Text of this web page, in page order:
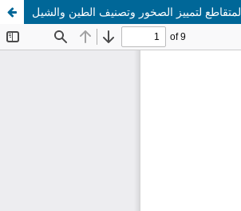
لتمييز الصخور وتصنيف الطين والشيل